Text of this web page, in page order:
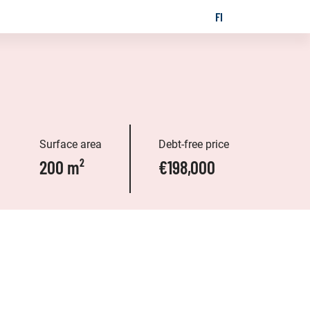
FI
SUOMI
Surface area
200 m²
Debt-free price
€198,000